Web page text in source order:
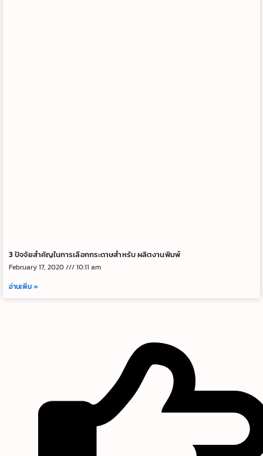
3 ปัจจัยสำคัญในการเลือกกระดาษสำหรับ ผลิตงานพิมพ์
February 17, 2020
10:11 am
อ่านเพิ่ม »